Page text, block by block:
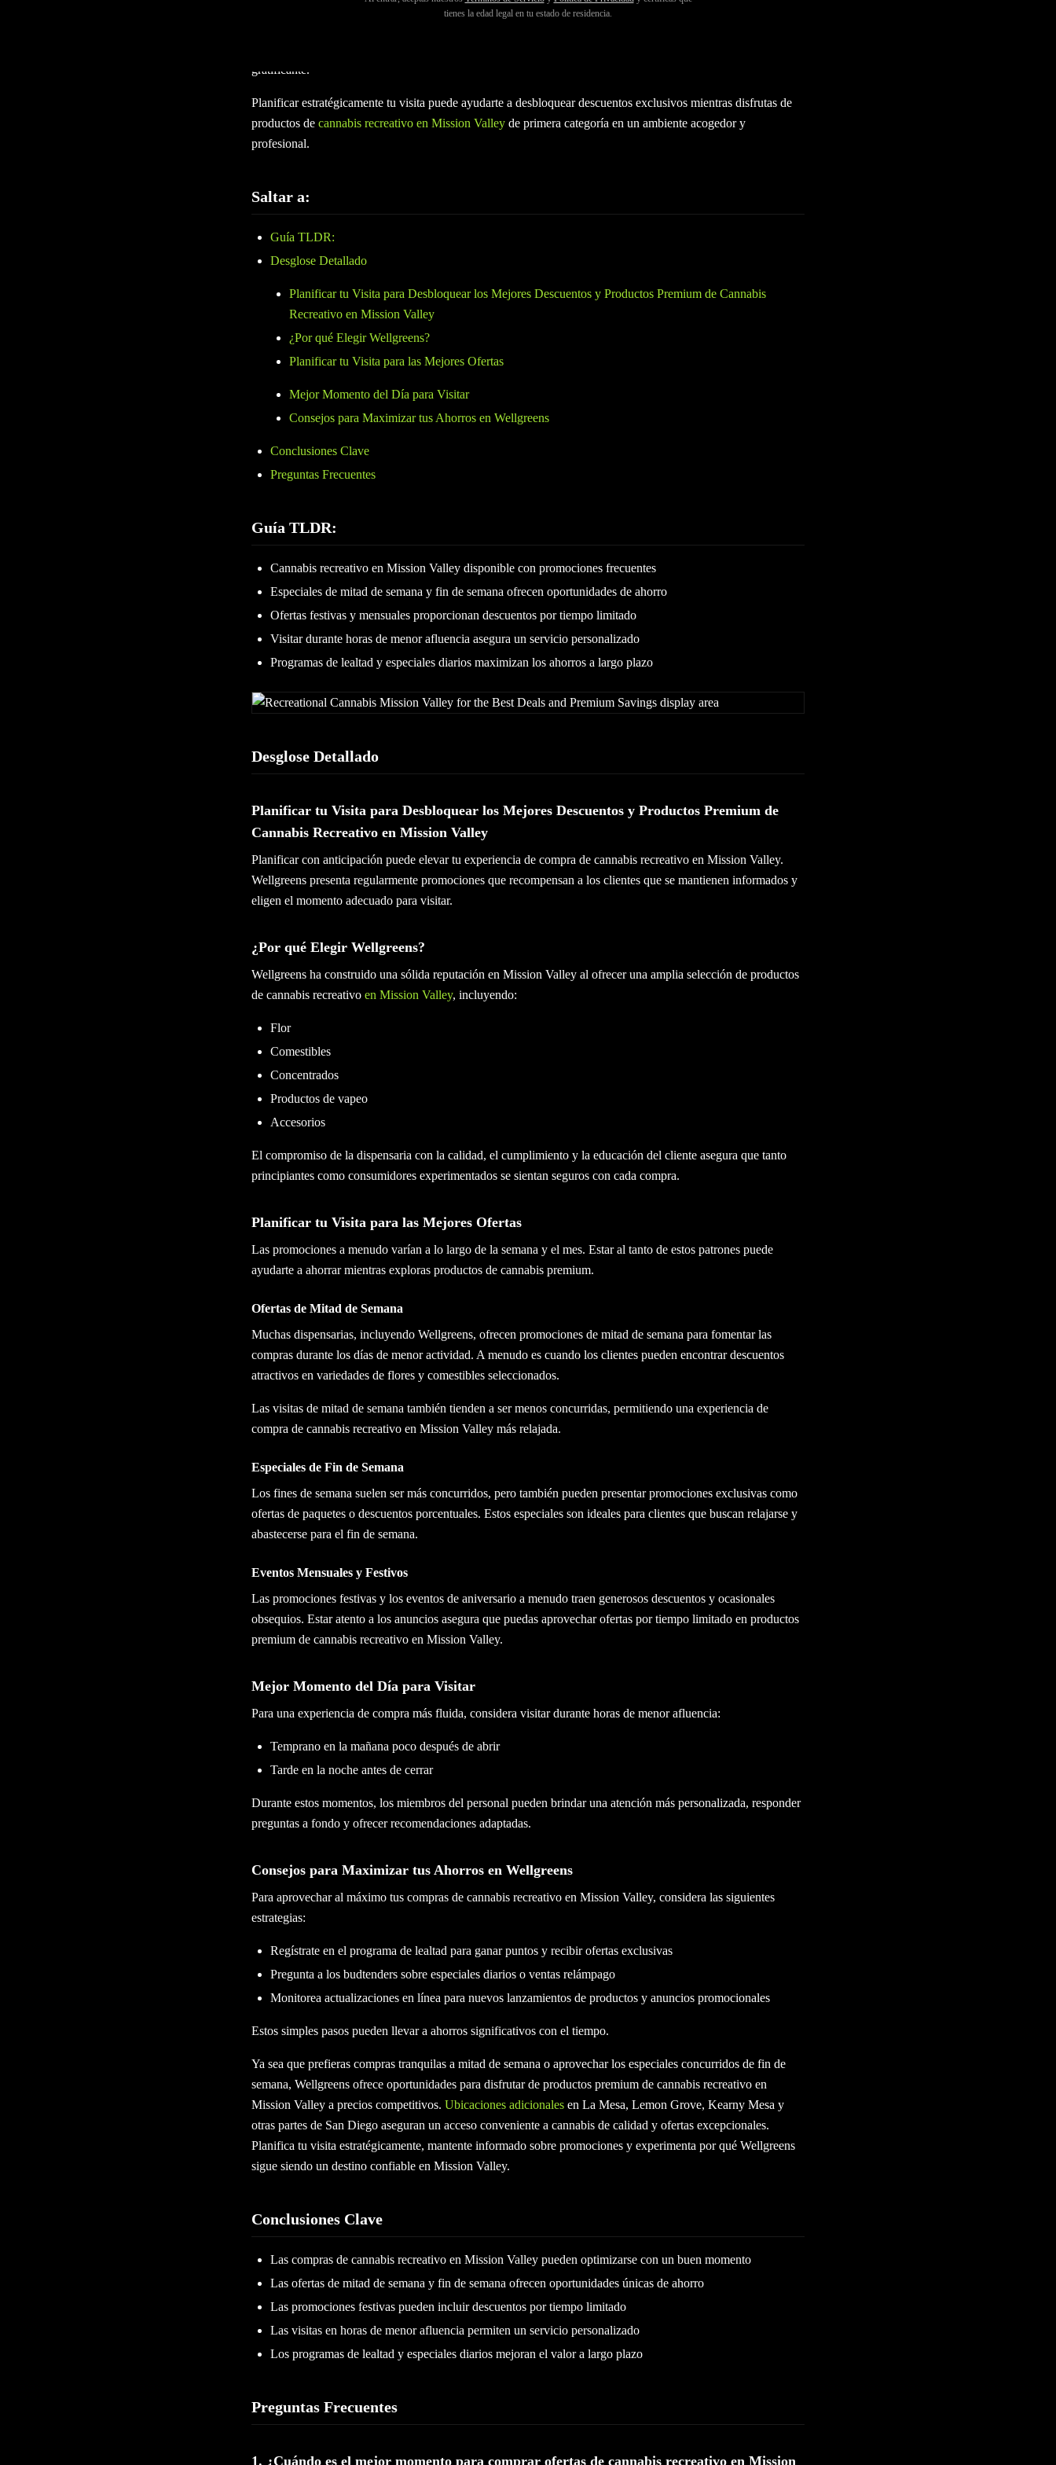
tienes la edad legal en tu estado de residencia.
Los compradores de cannabis recreativo en Mission Valley que buscan productos premium y ahorros
gratificante.
Planificar estratégicamente tu visita puede ayudarte a desbloquear descuentos exclusivos mientras disfrutas de
productos de cannabis recreativo en Mission Valley de primera categoría en un ambiente acogedor y
profesional.
Saltar a:
Guía TLDR:
Desglose Detallado
Planificar tu Visita para Desbloquear los Mejores Descuentos y Productos Premium de Cannabis
Recreativo en Mission Valley
¿Por qué Elegir Wellgreens?
Planificar tu Visita para las Mejores Ofertas
Mejor Momento del Día para Visitar
Consejos para Maximizar tus Ahorros en Wellgreens
Conclusiones Clave
Preguntas Frecuentes
Guía TLDR:
Cannabis recreativo en Mission Valley disponible con promociones frecuentes
Especiales de mitad de semana y fin de semana ofrecen oportunidades de ahorro
Ofertas festivas y mensuales proporcionan descuentos por tiempo limitado
Visitar durante horas de menor afluencia asegura un servicio personalizado
Programas de lealtad y especiales diarios maximizan los ahorros a largo plazo
Desglose Detallado
Planificar tu Visita para Desbloquear los Mejores Descuentos y Productos Premium de
Cannabis Recreativo en Mission Valley
Planificar con anticipación puede elevar tu experiencia de compra de cannabis recreativo en Mission Valley.
Wellgreens presenta regularmente promociones que recompensan a los clientes que se mantienen informados y
eligen el momento adecuado para visitar.
¿Por qué Elegir Wellgreens?
Wellgreens ha construido una sólida reputación en Mission Valley al ofrecer una amplia selección de productos
de cannabis recreativo en Mission Valley, incluyendo:
Flor
Comestibles
Concentrados
Productos de vapeo
Accesorios
El compromiso de la dispensaria con la calidad, el cumplimiento y la educación del cliente asegura que tanto
principiantes como consumidores experimentados se sientan seguros con cada compra.
Planificar tu Visita para las Mejores Ofertas
Las promociones a menudo varían a lo largo de la semana y el mes. Estar al tanto de estos patrones puede
ayudarte a ahorrar mientras exploras productos de cannabis premium.
Ofertas de Mitad de Semana
Muchas dispensarias, incluyendo Wellgreens, ofrecen promociones de mitad de semana para fomentar las
compras durante los días de menor actividad. A menudo es cuando los clientes pueden encontrar descuentos
atractivos en variedades de flores y comestibles seleccionados.
Las visitas de mitad de semana también tienden a ser menos concurridas, permitiendo una experiencia de
compra de cannabis recreativo en Mission Valley más relajada.
Especiales de Fin de Semana
Los fines de semana suelen ser más concurridos, pero también pueden presentar promociones exclusivas como
ofertas de paquetes o descuentos porcentuales. Estos especiales son ideales para clientes que buscan relajarse y
abastecerse para el fin de semana.
Eventos Mensuales y Festivos
Las promociones festivas y los eventos de aniversario a menudo traen generosos descuentos y ocasionales
obsequios. Estar atento a los anuncios asegura que puedas aprovechar ofertas por tiempo limitado en productos
premium de cannabis recreativo en Mission Valley.
Mejor Momento del Día para Visitar
Para una experiencia de compra más fluida, considera visitar durante horas de menor afluencia:
Temprano en la mañana poco después de abrir
Tarde en la noche antes de cerrar
Durante estos momentos, los miembros del personal pueden brindar una atención más personalizada, responder
preguntas a fondo y ofrecer recomendaciones adaptadas.
Consejos para Maximizar tus Ahorros en Wellgreens
Para aprovechar al máximo tus compras de cannabis recreativo en Mission Valley, considera las siguientes
estrategias:
Regístrate en el programa de lealtad para ganar puntos y recibir ofertas exclusivas
Pregunta a los budtenders sobre especiales diarios o ventas relámpago
Monitorea actualizaciones en línea para nuevos lanzamientos de productos y anuncios promocionales
Estos simples pasos pueden llevar a ahorros significativos con el tiempo.
Ya sea que prefieras compras tranquilas a mitad de semana o aprovechar los especiales concurridos de fin de
semana, Wellgreens ofrece oportunidades para disfrutar de productos premium de cannabis recreativo en
Mission Valley a precios competitivos. Ubicaciones adicionales en La Mesa, Lemon Grove, Kearny Mesa y
otras partes de San Diego aseguran un acceso conveniente a cannabis de calidad y ofertas excepcionales.
Planifica tu visita estratégicamente, mantente informado sobre promociones y experimenta por qué Wellgreens
sigue siendo un destino confiable en Mission Valley.
Conclusiones Clave
Las compras de cannabis recreativo en Mission Valley pueden optimizarse con un buen momento
Las ofertas de mitad de semana y fin de semana ofrecen oportunidades únicas de ahorro
Las promociones festivas pueden incluir descuentos por tiempo limitado
Las visitas en horas de menor afluencia permiten un servicio personalizado
Los programas de lealtad y especiales diarios mejoran el valor a largo plazo
Preguntas Frecuentes
1. ¿Cuándo es el mejor momento para comprar ofertas de cannabis recreativo en Mission